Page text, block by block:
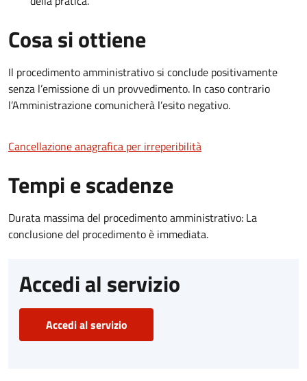
Cosa si ottiene
Il procedimento amministrativo si conclude positivamente
senza l’emissione di un provvedimento. In caso contrario
l’Amministrazione comunicherà l’esito negativo.
Cancellazione anagrafica per irreperibilità
Tempi e scadenze
Durata massima del procedimento amministrativo: La
conclusione del procedimento è immediata.
Accedi al servizio
Accedi al servizio